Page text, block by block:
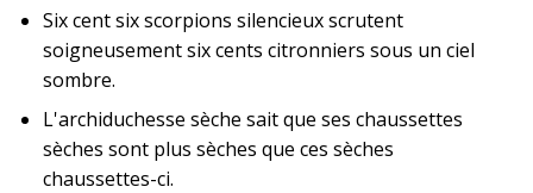
Six cent six scorpions silencieux scrutent
soigneusement six cents citronniers sous un ciel
sombre.
L'archiduchesse sèche sait que ses chaussettes
sèches sont plus sèches que ces sèches
chaussettes-ci.